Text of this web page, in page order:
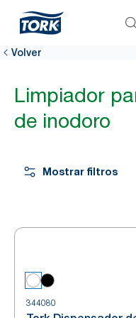
Volver
Limpiador
de inodoro
Mostrar filtros
344080